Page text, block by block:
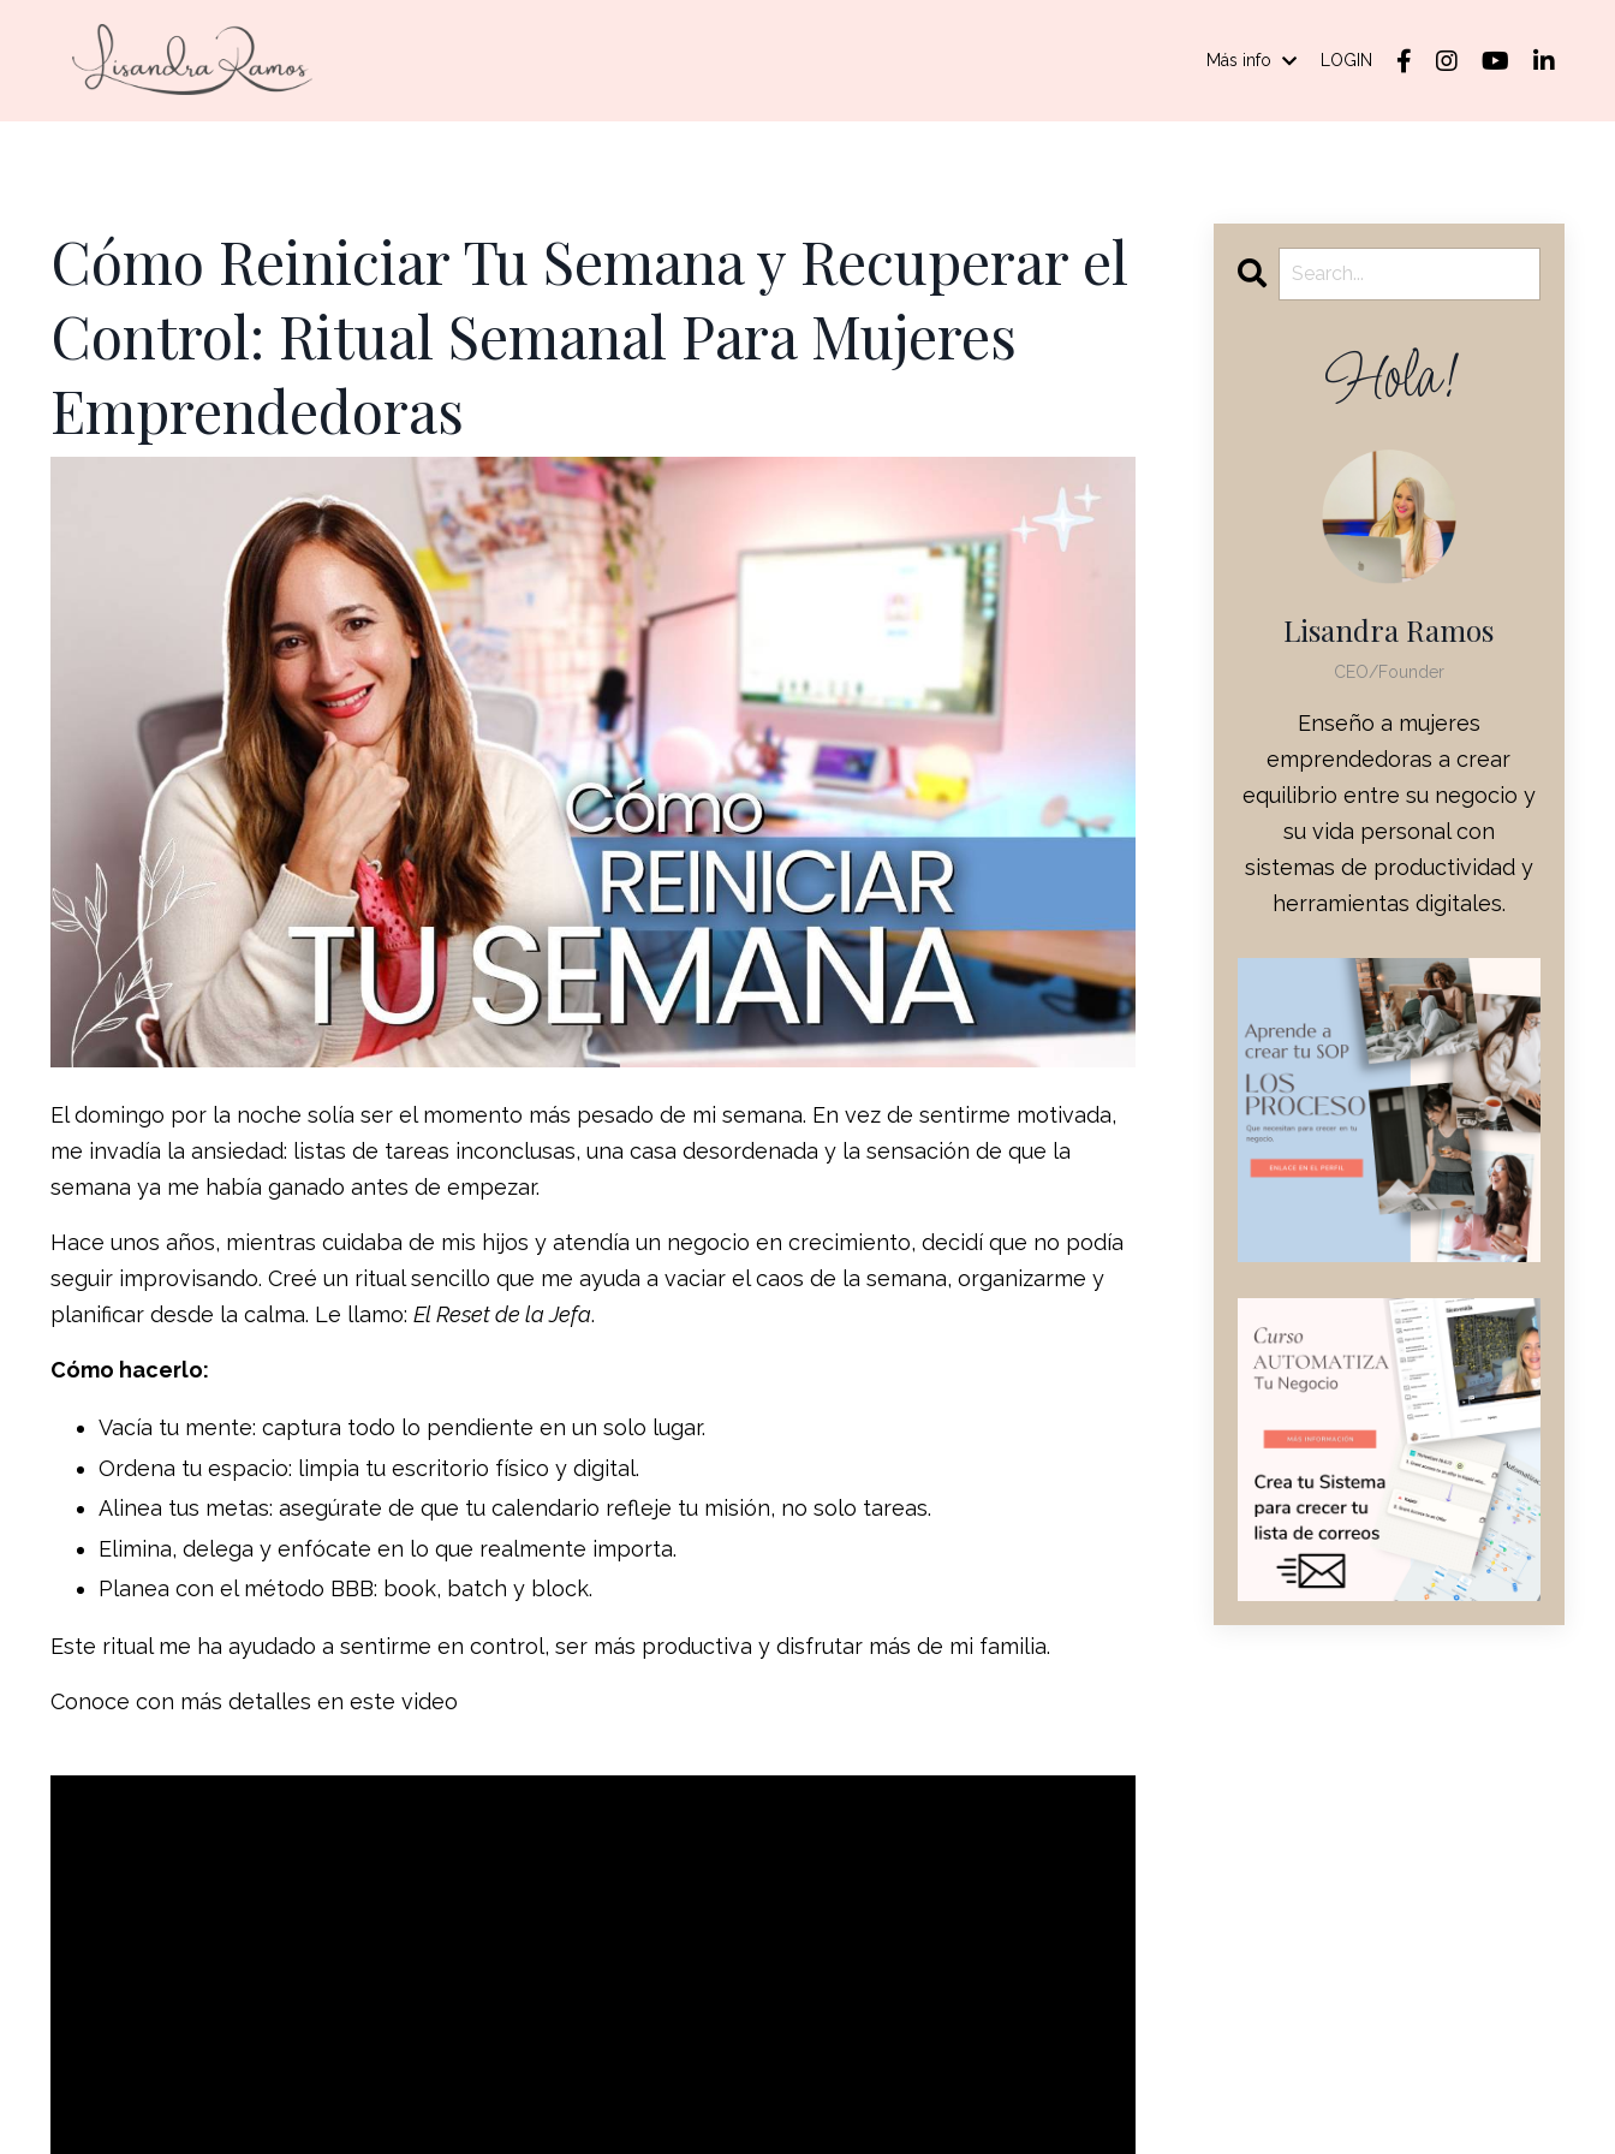
Más info LOGIN
Cómo Reiniciar Tu Semana y Recuperar el
Control: Ritual Semanal Para Mujeres
Emprendedoras
El domingo por la noche solía ser el momento más pesado de mi semana. En vez de sentirme motivada,
me invadía la ansiedad: listas de tareas inconclusas, una casa desordenada y la sensación de que la
semana ya me había ganado antes de empezar.
Hace unos años, mientras cuidaba de mis hijos y atendía un negocio en crecimiento, decidí que no podía
seguir improvisando. Creé un ritual sencillo que me ayuda a vaciar el caos de la semana, organizarme y
planificar desde la calma. Le llamo: El Reset de la Jefa.
Cómo hacerlo:
Vacía tu mente: captura todo lo pendiente en un solo lugar.
Ordena tu espacio: limpia tu escritorio físico y digital.
Alinea tus metas: asegúrate de que tu calendario refleje tu misión, no solo tareas.
Elimina, delega y enfócate en lo que realmente importa.
Planea con el método BBB: book, batch y block.
Este ritual me ha ayudado a sentirme en control, ser más productiva y disfrutar más de mi familia.
Conoce con más detalles en este video
Hola!
Lisandra Ramos
CEO/Founder
Enseño a mujeres
emprendedoras a crear
equilibrio entre su negocio y
su vida personal con
sistemas de productividad y
herramientas digitales.